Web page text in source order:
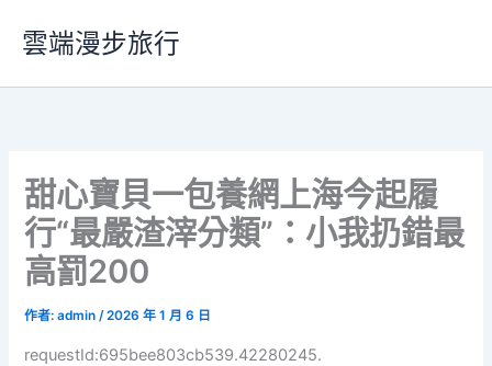
要
雲端漫步旅行
甜心寶貝一包養網上海今起履
行“最嚴渣滓分類”：小我扔錯最
高罰200
作者:admin/2026 年 1 月 6 日
requestId:695bee803cb539.42280245.